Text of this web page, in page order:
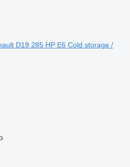
D19 285 HP E6 Cold storage /